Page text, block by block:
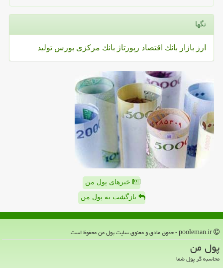
تگها
ارز بازار بانك اقتصاد رپورتاژ بانك مركزی بورس تولید
خبرهای پول من
بازگشت به پول من
پول من
محاسبه گر پول شما